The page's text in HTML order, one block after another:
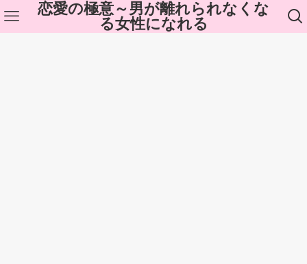
恋愛の極意～男が離れられなくな
る女性になれる